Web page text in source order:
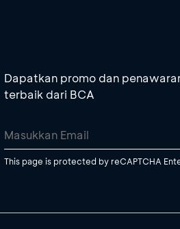
Dapatkan promo dan
terbaik dari BCA
This page is protected by reCAPTCHA